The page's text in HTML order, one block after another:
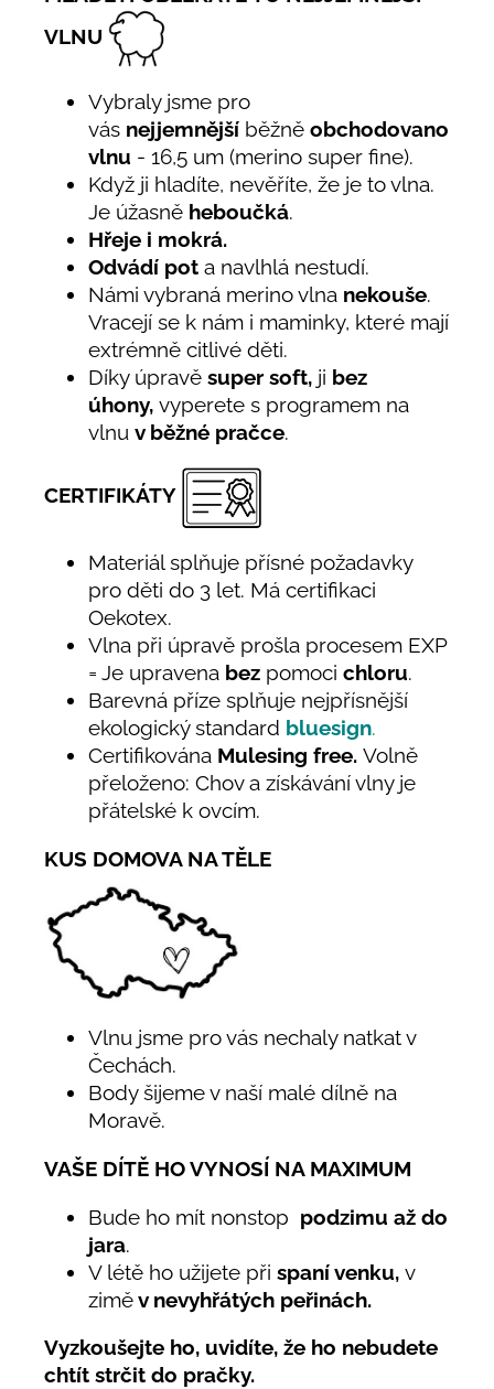
VLNU
Vybraly jsme pro
vás nejjemnější běžně obchodovanou
vlnu - 16,5 um (merino super fine).
Když ji hladíte, nevěříte, že je to vlna.
Je úžasně heboučká.
Hřeje i mokrá.
Odvádí pot a navlhlá nestudí.
Námi vybraná merino vlna nekouše.
Vracejí se k nám i maminky, které mají
extrémně citlivé děti.
Díky úpravě super soft, ji bez
úhony, vyperete s programem na
vlnu v běžné pračce.
CERTIFIKÁTY
Materiál splňuje přísné požadavky
pro děti do 3 let. Má certifikaci
Oekotex.
Vlna při úpravě prošla procesem EXP
= Je upravena bez pomoci chloru.
Barevná příze splňuje nejpřísnější
ekologický standard bluesign.
Certifikována Mulesing free. Volně
přeloženo: Chov a získávání vlny je
přátelské k ovcím.
KUS DOMOVA NA TĚLE
Vlnu jsme pro vás nechaly natkat v
Čechách.
Body šijeme v naší malé dílně na
Moravě.
VAŠE DÍTĚ HO VYNOSÍ NA MAXIMUM
Bude ho mít nonstop podzimu až do
jara.
V létě ho užijete při spaní venku, v
ziměv nevyhřátých peřinách.
Vyzkoušejte ho, uvidíte, že ho nebudete
chtít strčit do pračky.